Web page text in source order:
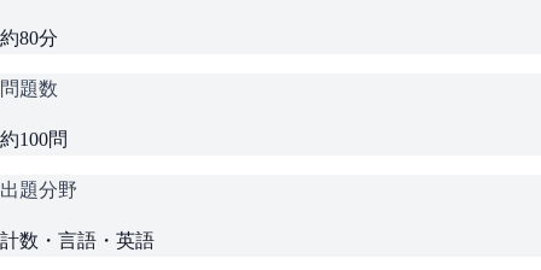
約80分
問題数
約100問
出題分野
計数・言語・英語